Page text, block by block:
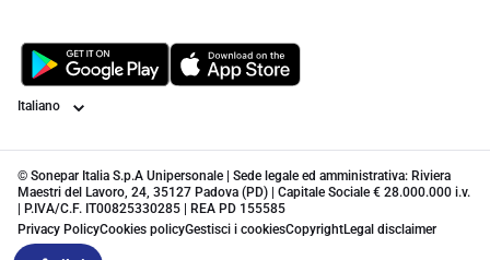
Lingua
© Sonepar Italia S.p.A Unipersonale | Sede legale ed amministrativa: Riviera
Maestri del Lavoro, 24, 35127 Padova (PD) | Capitale Sociale € 28.000.000 i.v.
| P.IVA/C.F. IT00825330285 | REA PD 155585
Privacy PolicyCookies policyGestisci i cookiesCopyrightLegal disclaimer